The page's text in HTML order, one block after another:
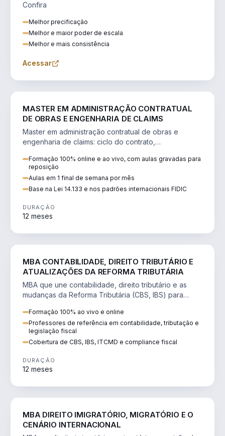
Confira
Melhor precificação
Melhor e maior poder de escala
Melhor e mais consistência
Acessar
MASTER EM ADMINISTRAÇÃO CONTRATUAL
DE OBRAS E ENGENHARIA DE CLAIMS
Master em administração contratual de obras e
engenharia de claims: ciclo do contrato,
Formação 100% online e ao vivo, com aulas gravadas para
reposição
Aulas em 1 final de semana por mês
Base na Lei 14.133 e nos padrões internacionais FIDIC
DURAÇÃO
12 meses
MBA CONTABILIDADE, DIREITO TRIBUTÁRIO E
ATUALIZAÇÕES DA REFORMA TRIBUTÁRIA
MBA que une contabilidade, direito tributário e as
mudanças da Reforma Tributária (CBS, IBS) para
Formação 100% ao vivo e online
Professores de referência em contabilidade, tributação e
legislação fiscal
Cobertura de CBS, IBS, ITCMD e compliance fiscal
DURAÇÃO
12 meses
MBA DIREITO IMIGRATÓRIO, MIGRATÓRIO E O
CENÁRIO INTERNACIONAL